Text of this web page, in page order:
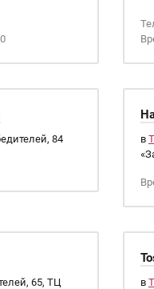
84 в
65, ТЦ
в